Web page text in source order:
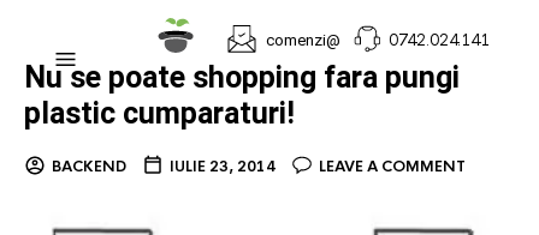
comenzi@ 0742.024.141
Nu se poate shopping fara pungi
plastic cumparaturi!
BACKEND IULIE 23, 2014 LEAVE A COMMENT